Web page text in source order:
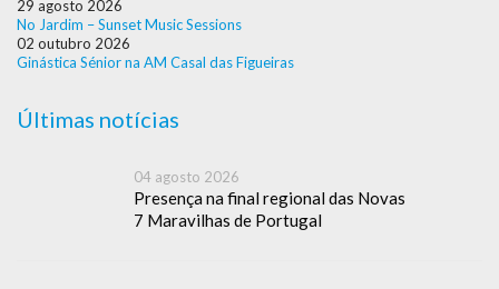
29 agosto 2026
No Jardim – Sunset Music Sessions
02 outubro 2026
Ginástica Sénior na AM Casal das Figueiras
Últimas notícias
04 agosto 2026
Presença na final regional das Novas
7 Maravilhas de Portugal